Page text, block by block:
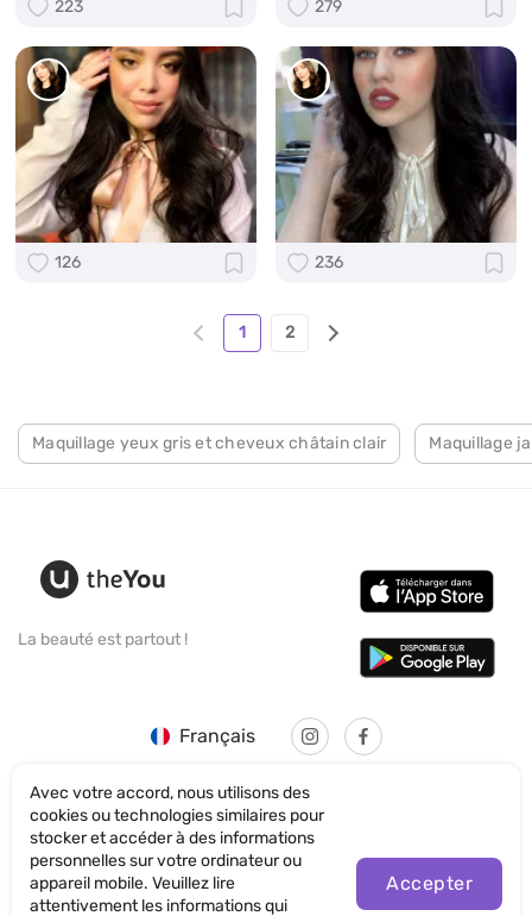
223 279
126 236
1 2
Maquillage yeux gris et cheveux châtain clair Maquillage
La beauté est partout !
Français
© SANTICUM INTERNATIONAL LTD
Avec votre accord, nous utilisons des
cookies ou technologies similaires pour
stocker et accéder à des informations
personnelles sur votre ordinateur ou
appareil mobile. Veuillez lire
attentivement les informations qui
Accepter